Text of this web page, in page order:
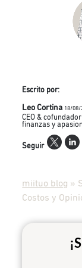
Escrito por:
Leo Cortina 18/08/
CEO &
finanzas y
Seguir
miituo blog »
Costos y